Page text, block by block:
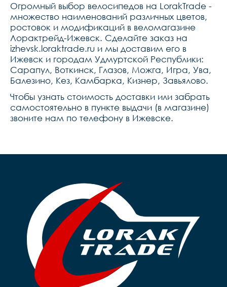
Огромный выбор велосипедов на LorakTrade -
множество наименований различных цветов,
ростовок и модификаций в веломагазине
Лорактрейд-Ижевск. Сделайте заказ на
izhevsk.loraktrade.ru и мы доставим его в
Ижевск и городам Удмуртской Республики:
Сарапул, Воткинск, Глазов, Можга, Игра, Ува,
Балезино, Кез, Камбарка, Кизнер, Завьялово.
Чтобы узнать стоимость доставки или забрать
самостоятельно в пункте выдачи (в магазине)
звоните нам по телефону в Ижевске.